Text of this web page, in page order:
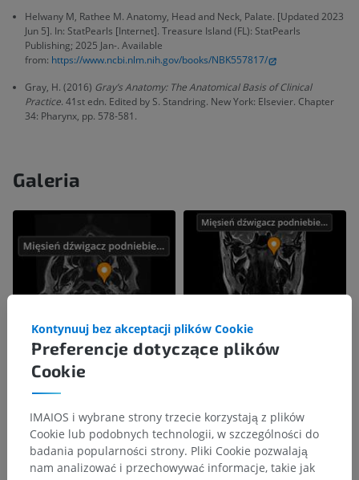
Helwany M, Rathee M. Anatomy, Head and Neck, Palate. [Updated 2023
Jun 5]. In: StatPearls [Internet]. Treasure Island (FL): StatPearls
Publishing; 2025 Jan-. Available
from: https://www.ncbi.nlm.nih.gov/books/NBK557817/
Gray, H. (2016) Gray’s Anatomy: The Anatomical Basis of Clinical
Practice. 41st edn. Edited by S. Standring. New York: Elsevier. Chapter
34: Pharynx, pp. 578-581.
Galeria
Preferencje dotyczące plików
Cookie
Kontynuuj bez akceptacji plików Cookie
IMAIOS i wybrane strony trzecie korzystają z plików
Cookie lub podobnych technologii, w szczególności do
badania popularności strony. Pliki Cookie pozwalają
nam analizować i przechowywać informacje, takie jak